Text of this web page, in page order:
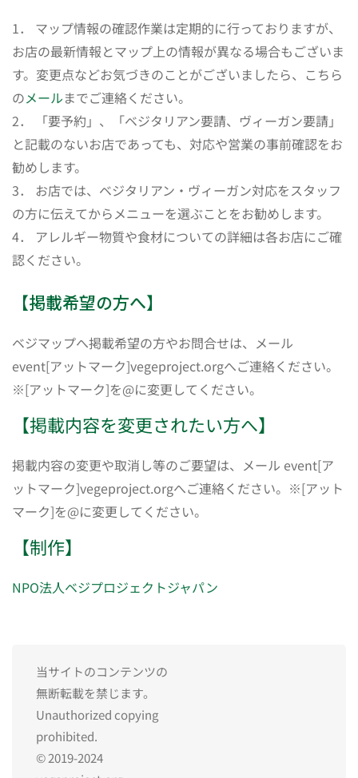
1． マップ情報の確認作業は定期的に行っておりますが、
お店の最新情報とマップ上の情報が異なる場合もございま
す。変更点などお気づきのことがございましたら、こちら
のメールまでご連絡ください。
2． 「要予約」、「ベジタリアン要請、ヴィーガン要請」
と記載のないお店であっても、対応や営業の事前確認をお
勧めします。
3． お店では、ベジタリアン・ヴィーガン対応をスタッフ
の方に伝えてからメニューを選ぶことをお勧めします。
4． アレルギー物質や食材についての詳細は各お店にご確
認ください。
【掲載希望の方へ】
ベジマップへ掲載希望の方やお問合せは、メール
event[アットマーク]vegeproject.orgへご連絡ください。
※[アットマーク]を@に変更してください。
【掲載内容を変更されたい方へ】
掲載内容の変更や取消し等のご要望は、メール event[ア
ットマーク]vegeproject.orgへご連絡ください。※[アット
マーク]を@に変更してください。
【制作】
NPO法人ベジプロジェクトジャパン
当サイトのコンテンツの
無断転載を禁じます。
Unauthorized copying
prohibited.
© 2019-2024